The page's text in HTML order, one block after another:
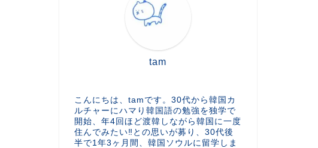
tam
こんにちは、tamです。30代から韓国カ
ルチャーにハマり韓国語の勉強を独学で
開始、年4回ほど渡韓しながら韓国に一度
住んでみたい‼︎との思いが募り、30代後
半で1年3ヶ月間、韓国ソウルに留学しま